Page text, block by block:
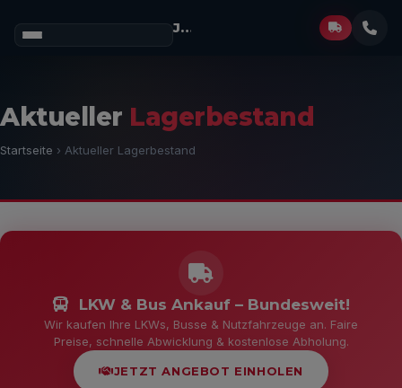
Josef Müller
Aktueller Lagerbestand
Startseite › Aktueller Lagerbestand
LKW & Bus Ankauf – Bundesweit!
Wir kaufen Ihre LKWs, Busse & Nutzfahrzeuge an. Faire
Preise, schnelle Abwicklung & kostenlose Abholung.
JETZT ANGEBOT EINHOLEN